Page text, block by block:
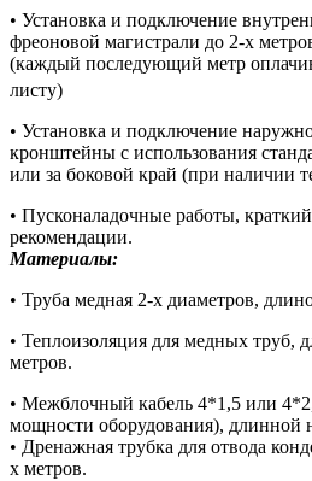
• Установка и подключение
фреоновой магистрали до 2-х
(каждый последующий метр
листу)
• Установка и подключение
кронштейны с использования
или за боковой край (при наличии
• Пусконаладочные работы,
рекомендации.
Материалы:
• Труба медная 2-х диаметров,
• Теплоизоляция для медных труб,
метров.
• Межблочный кабель 4*1,5 или
мощности оборудования), длинной
• Дренажная трубка для отвода
х метров.